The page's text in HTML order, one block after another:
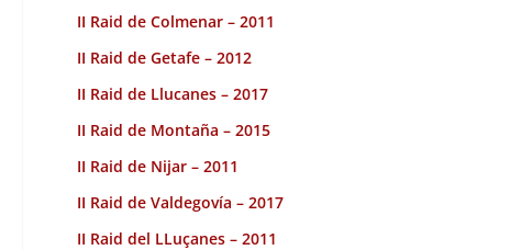
II Raid de Colmenar – 2011
II Raid de Getafe – 2012
II Raid de Llucanes – 2017
II Raid de Montaña – 2015
II Raid de Nijar – 2011
II Raid de Valdegovía – 2017
II Raid del LLuçanes – 2011